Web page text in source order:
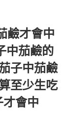
鹼才會中
中茄鹼的
子中茄鹼
至少生吃
才會中